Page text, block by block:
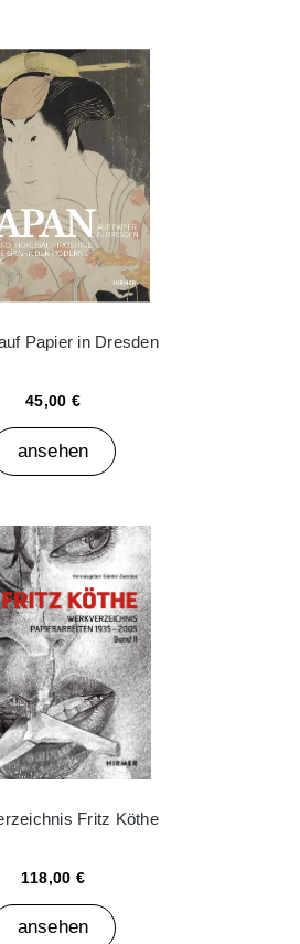
Papier in Dresden
45,00 €
ansehen
Fritz Köthe
118,00 €
ansehen